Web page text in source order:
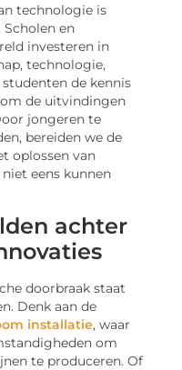
technologie is
en
investeren in
technologie,
de kennis
de uitvindingen
jongeren te
bereiden we de
oplossen van
eens kunnen
achter
doorbraak staat
Denk aan de
installatie, waar
om
te produceren. Of